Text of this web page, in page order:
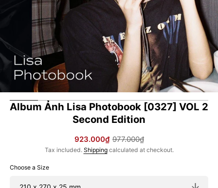
in
gallery
Album Ảnh Lisa Photobook [0327] VOL 2
Second Edition
Sale
price
923.000₫
Regular
price
977.000₫
Tax included. Shippingcalculated at checkout.
Choose a Size